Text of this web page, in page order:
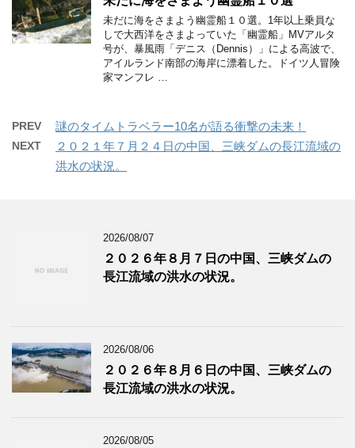
未だに海をさまよう幽霊船１０選。1年以上乗員な
しで大西洋をさまよっていた「幽霊船」MVアルタ
号が、暴風雨「デニス（Dennis）」による高波で、
アイルランド南部の海岸に漂着した。ドイツ人冒険
家マンフレ …
PREV 謎のタイムトラベラー10名が語る衝撃の未来！
NEXT
２０２１年７月２４日の中国、三峡ダムの長江流域の
洪水の状況。
2026/08/07
２０２６年８月７日の中国、三峡ダムの
長江流域の洪水の状況。
2026/08/06
２０２６年８月６日の中国、三峡ダムの
長江流域の洪水の状況。
2026/08/05